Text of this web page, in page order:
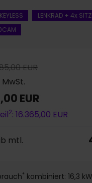
LENKRAD + 4x
EUR
EUR
2: 16.365,00 EUR
mtl.
* kombiniert: 16,3